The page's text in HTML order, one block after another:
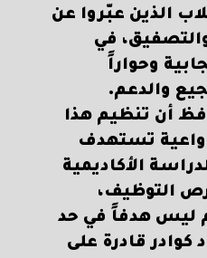
الذين عبّروا عن
في
وحواراً
والدعم.
أن تنظيم هذا
واعية تستهدف
الأكاديمية
التوظيف،
ليس هدفاً في حد
كوادر قادرة على